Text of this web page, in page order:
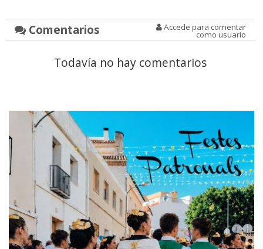
Comentarios Accede para comentar
como usuario
Todavía no hay comentarios